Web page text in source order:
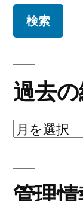
過去
過
管理情